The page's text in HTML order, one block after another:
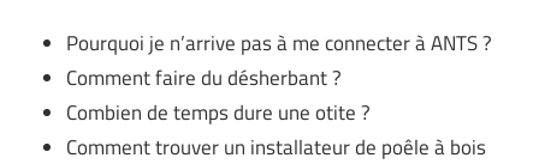
Pourquoi je n’arrive pas à me connecter à ANTS ?
Comment faire du désherbant ?
Combien de temps dure une otite ?
Comment trouver un installateur de poêle à bois